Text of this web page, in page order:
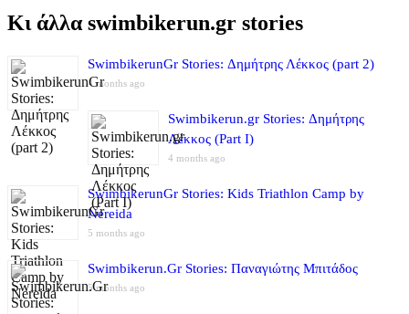
Κι άλλα swimbikerun.gr stories
SwimbikerunGr Stories: Δημήτρης Λέκκος (part 2)
4 months ago
Swimbikerun.gr Stories: Δημήτρης
Λέκκος (Part I)
4 months ago
SwimbikerunGr Stories: Kids Triathlon Camp by
Nereida
5 months ago
Swimbikerun.Gr Stories: Παναγιώτης Μπιτάδος
5 months ago